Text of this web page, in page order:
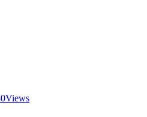
Views